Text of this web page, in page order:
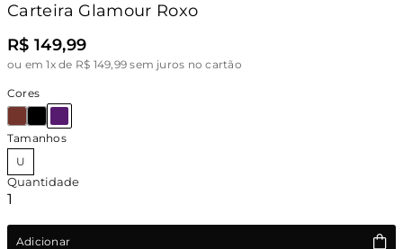
Carteira Glamour Roxo
R$ 149,99
ou em 1x de R$ 149,99 sem juros no cartão
Cores
Tamanhos
U
Quantidade
Adicionar